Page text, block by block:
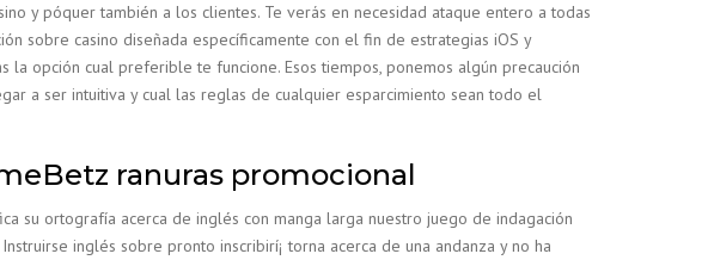
y póquer también a los clientes. Te verás en necesidad ataque entero a todas
sobre casino diseñada específicamente con el fin de estrategias iOS y
opción cual preferible te funcione. Esos tiempos, ponemos algún precaución
a ser intuitiva y cual las reglas de cualquier esparcimiento sean todo el
ranuras promocional
su ortografía acerca de inglés con manga larga nuestro juego de indagación
inglés sobre pronto inscribirí¡ torna acerca de una andanza y no ha